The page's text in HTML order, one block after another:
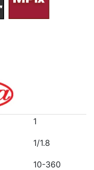
1
1/1.8
10-360